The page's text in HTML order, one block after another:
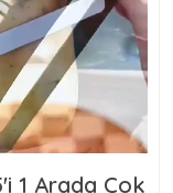
1 Arada Çok